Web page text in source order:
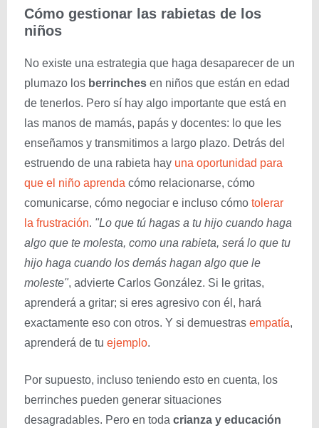
Cómo gestionar las rabietas de los
niños
No existe una estrategia que haga desaparecer de un
plumazo los berrinches en niños que están en edad
de tenerlos. Pero sí hay algo importante que está en
las manos de mamás, papás y docentes: lo que les
enseñamos y transmitimos a largo plazo. Detrás del
estruendo de una rabieta hay una oportunidad para
que el niño aprenda cómo relacionarse, cómo
comunicarse, cómo negociar e incluso cómo tolerar
la frustración. "Lo que tú hagas a tu hijo cuando haga
algo que te molesta, como una rabieta, será lo que tu
hijo haga cuando los demás hagan algo que le
moleste", advierte Carlos González. Si le gritas,
aprenderá a gritar; si eres agresivo con él, hará
exactamente eso con otros. Y si demuestras empatía,
aprenderá de tu ejemplo.
Por supuesto, incluso teniendo esto en cuenta, los
berrinches pueden generar situaciones
desagradables. Pero en toda crianza y educación